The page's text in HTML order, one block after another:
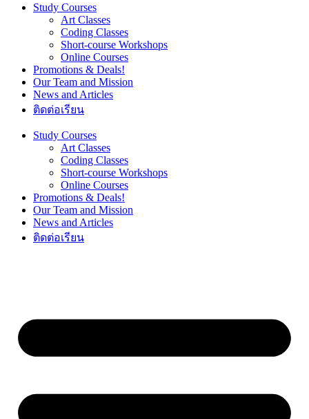
Study Courses
Art Classes
Coding Classes
Short-course Workshops
Online Courses
Promotions & Deals!
Our Team and Mission
News and Articles
ติดต่อเรียน
Study Courses
Art Classes
Coding Classes
Short-course Workshops
Online Courses
Promotions & Deals!
Our Team and Mission
News and Articles
ติดต่อเรียน